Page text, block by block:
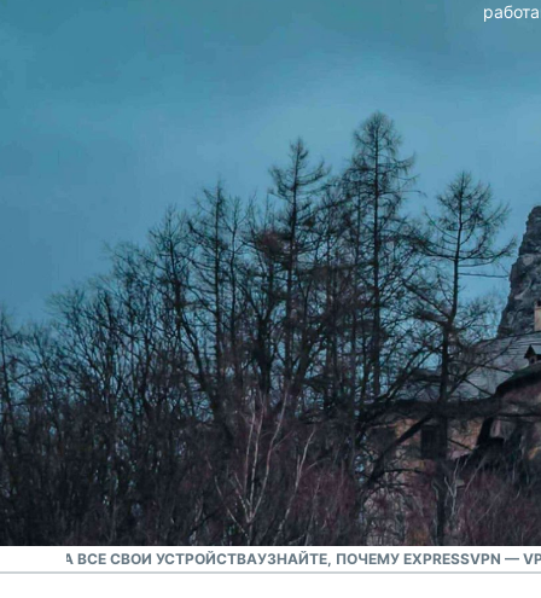
Лучший VPN-сервис
VPN №1 для Словакии
НА ВСЕ СВОИ УСТРОЙСТВАУЗНАЙТЕ, ПОЧЕМУ EXPRESSVPN —